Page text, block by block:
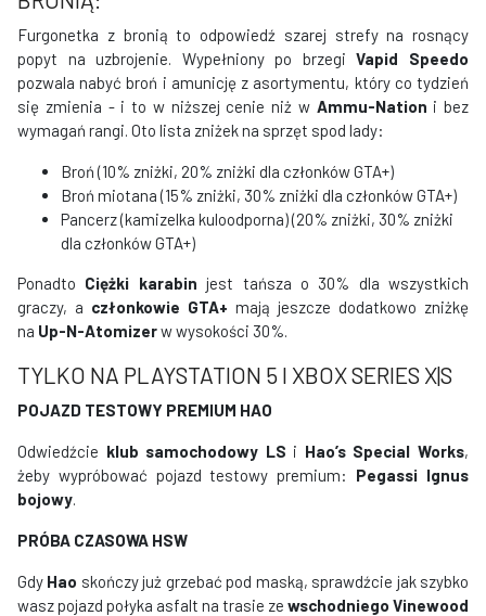
Furgonetka z bronią to odpowiedź szarej strefy na rosnący
popyt na uzbrojenie. Wypełniony po brzegiVapid Speedo
pozwala nabyć broń i amunicję z asortymentu, który co tydzień
się zmienia - i to w niższej cenie niż w Ammu-Nation i bez
wymagań rangi. Oto lista zniżek na sprzęt spod lady:
Broń (10% zniżki, 20% zniżki dla członków GTA+)
Broń miotana (15% zniżki, 30% zniżki dla członków GTA+)
Pancerz (kamizelka kuloodporna) (20% zniżki, 30% zniżki
dla członków GTA+)
Ponadto Ciężki karabin jest tańsza o 30% dla wszystkich
graczy, a członkowie GTA+ mają jeszcze dodatkowo zniżkę
na Up-N-Atomizerw wysokości 30%.
TYLKO NA PLAYSTATION 5 I XBOX SERIES X|S
POJAZD TESTOWY PREMIUM HAO
Odwiedźcie klub samochodowy LS i Hao’s Special Works,
żeby wypróbować pojazd testowy premium: Pegassi Ignus
bojowy
PRÓBA CZASOWA HSW
Gdy Hao skończy już grzebać pod maską, sprawdźcie jak szybko
wasz pojazd połyka asfalt na trasie ze wschodniego Vinewood